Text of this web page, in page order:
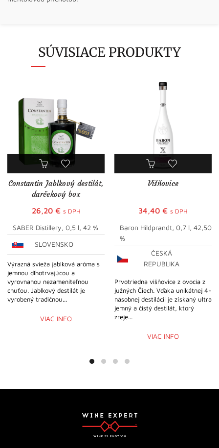
SÚVISIACE PRODUKTY
Constantin Jablkový destilát,
darčekový box
26,20 € s DPH
SABER Distillery, 0,5 l, 42 %
SLOVENSKO
Výrazná svieža jablková aróma s
jemnou dlhotrvajúcou a
vyrovnanou nezameniteľnou
chuťou. Jablkový destilát je
vyrobený tradičnou...
VIAC INFO
Višňovice
34,40 € s DPH
Baron Hildprandt, 0,7 l, 42,50
%
ČESKÁ
REPUBLIKA
Prvotriedna višňovice z ovocia z
južných Čiech. Vďaka unikátnej 4-
násobnej destilácii je získaný ultra
jemný a čistý destilát, ktorý
zreje...
VIAC INFO